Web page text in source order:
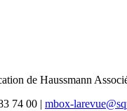
de Haussmann
74 00 | mbox-